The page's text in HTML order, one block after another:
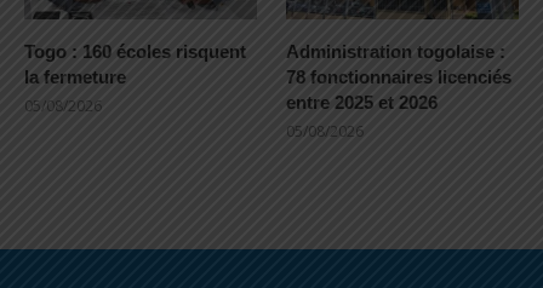
Togo : 160 écoles risquent
la fermeture
05/08/2026
Administration togolaise :
78 fonctionnaires licenciés
entre 2025 et 2026
05/08/2026